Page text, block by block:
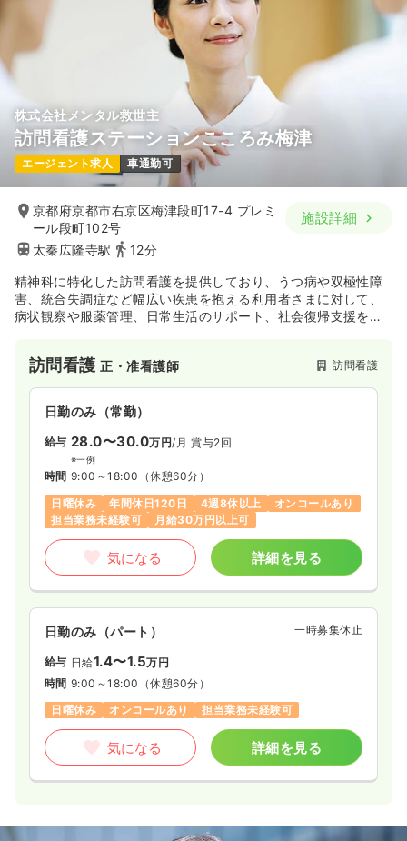
株式会社メンタル救世主
訪問看護ステーションこころみ梅津
エージェント求人 車通勤可
京都府京都市右京区梅津段町17-4 プレミ
ール段町102号
太秦広隆寺駅
12分
施設詳細
精神科に特化した訪問看護を提供しており、うつ病や双極性障
害、統合失調症など幅広い疾患を抱える利用者さまに対して、
病状観察や服薬管理、日常生活のサポート、社会復帰支援を行
制を整えています。精神科看護のスキルを深めたい方や、地域
医療の中でじっくりと利用者さまと向き合いたい方に最適な環
境です。
訪問看護正・准看護師 訪問看護
日勤のみ（常勤）
給与 28.0〜30.0万円/月 賞与2回
※一例
時間 9:00～18:00 （休憩60分）
日曜休み
年間休日120日 4週8休以上
オンコールあり
担当業務未経験可
月給30万円以上可
気になる 詳細を見る
日勤のみ（パート） 一時募集休止
給与 日給1.4〜1.5万円
時間 9:00～18:00 （休憩60分）
日曜休み
オンコールあり 担当業務未経験可
気になる 詳細を見る